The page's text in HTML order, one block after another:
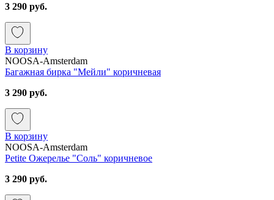
3 290 руб.
В корзину
NOOSA-Amsterdam
Багажная бирка "Мейли" коричневая
3 290 руб.
В корзину
NOOSA-Amsterdam
Petite Ожерелье "Соль" коричневое
3 290 руб.